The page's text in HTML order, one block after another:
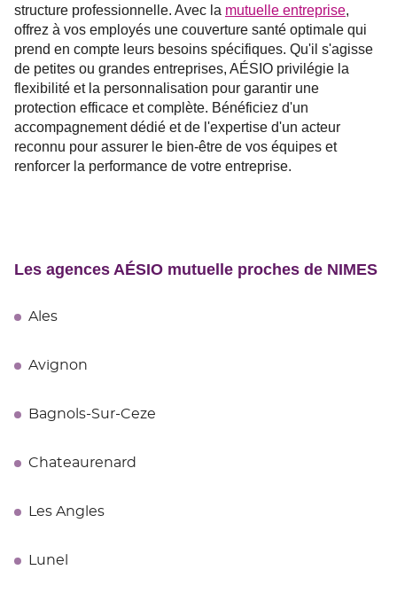
structure professionnelle. Avec la mutuelle entreprise,
offrez à vos employés une couverture santé optimale qui
prend en compte leurs besoins spécifiques. Qu'il s'agisse
de petites ou grandes entreprises, AÉSIO privilégie la
flexibilité et la personnalisation pour garantir une
protection efficace et complète. Bénéficiez d'un
accompagnement dédié et de l'expertise d'un acteur
reconnu pour assurer le bien-être de vos équipes et
renforcer la performance de votre entreprise.
Les agences AÉSIO mutuelle proches de NIMES
Ales
Avignon
Bagnols-Sur-Ceze
Chateaurenard
Les Angles
Lunel